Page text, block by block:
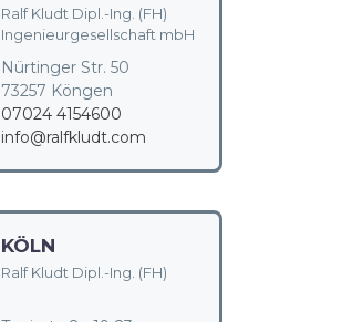
Ralf Kludt Dipl.-Ing. (FH)
Ingenieurgesellschaft mbH
Nürtinger Str. 50
73257 Köngen
07024 4154600
info@ralfkludt.com
KÖLN
Ralf Kludt Dipl.-Ing. (FH)